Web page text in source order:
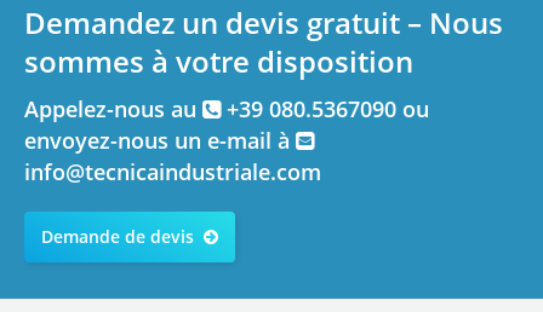
Demandez un devis gratuit – Nous
sommes à votre disposition
Appelez-nous au
+39 080.5367090 ou
envoyez-nous un e-mail à
info@tecnicaindustriale.com
Demande de devis